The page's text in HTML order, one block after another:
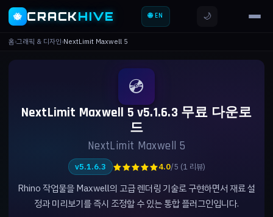
🐝 CRACKHIVE 🌐 EN 🌙
홈›그래픽 & 디자인›NextLimit Maxwell 5
💿
NextLimit Maxwell 5 v5.1.6.3 무료 다운로
드
NextLimit Maxwell 5
v5.1.6.3 ★★★★★4.0/5 (1 리뷰)
Rhino 작업물을 Maxwell의 고급 렌더링 기술로 구현하면서 재료 설
정과 미리보기를 즉시 조정할 수 있는 통합 플러그인입니다.